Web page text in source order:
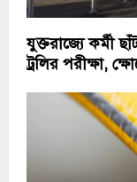
যুক্তরাজ্যে কর্মী
ট্রলির পরীক্ষা,